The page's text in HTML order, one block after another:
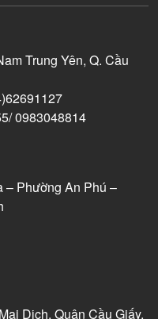
Trung Yên, Q. Cầu
0983048814
Phường An Phú –
Dịch, Quận Cầu Giấy,